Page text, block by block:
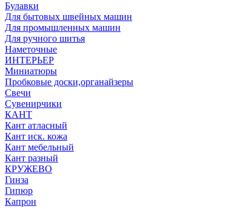
Булавки
Для бытовых швейных машин
Для промышленных машин
Для ручного шитья
Наметочные
ИНТЕРЬЕР
Миниатюры
Пробковые доски,органайзеры
Свечи
Сувенирчики
КАНТ
Кант атласный
Кант иск. кожа
Кант мебельный
Кант разный
КРУЖЕВО
Гинза
Гипюр
Капрон